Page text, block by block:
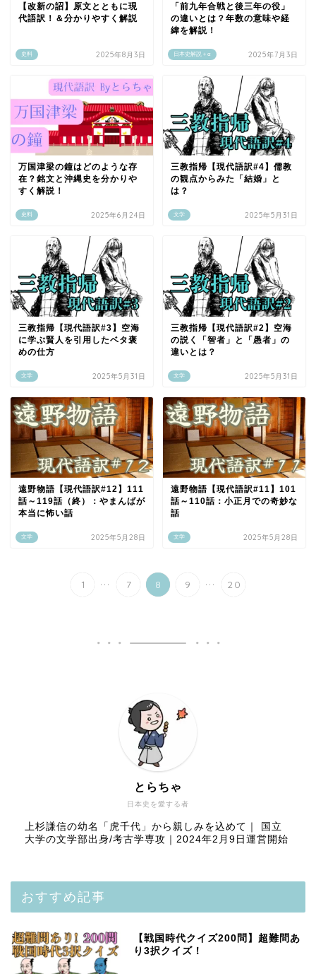
史料
【改新の詔】原文とともに現
代語訳！＆分かりやすく解説
2025年8月3日 日本史解説＋α
「前九年合戦と後三年の役」
の違いとは？年数の意味や経
緯を解説！
2025年7月3日
史料
万国津梁の鐘はどのような存
在？銘文と沖縄史を分かりや
すく解説！
2025年6月24日 文学
三教指帰【現代語訳#4】儒教
の観点からみた「結婚」と
は？
2025年5月31日
文学
三教指帰【現代語訳#3】空海
に学ぶ賢人を引用したベタ褒
めの仕方
2025年5月31日 文学
三教指帰【現代語訳#2】空海
の説く「智者」と「愚者」の
違いとは？
2025年5月31日
文学
遠野物語【現代語訳#12】111
話～119話（終）：やまんばが
本当に怖い話
2025年5月28日 文学
遠野物語【現代語訳#11】101
話～110話：小正月での奇妙な
話
2025年5月28日
1 ... 7 8 9 ... 20
日本史を愛する者
とらちゃ
上杉謙信の幼名「虎千代」から親しみを込めて｜ 国立
大学の文学部出身/考古学専攻｜2024年2月9日運営開始
おすすめ記事
【戦国時代クイズ200問】超難問あ
り3択クイズ！